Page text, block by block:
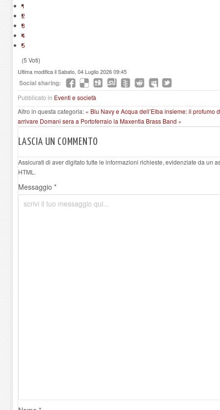
1
2
3
4
5
(5 Voti)
Ultima modifica il Sabato, 04 Luglio 2026 09:45
Social sharing:
Pubblicato in Eventi e società
Altro in questa categoria: « Blu Navy e Acqua dell’Elba insieme: il profumo
arrivare Domani sera a Portoferraio la Maxentia Brass Band »
LASCIA UN COMMENTO
Assicurati di aver digitato tutte le informazioni richieste, evidenziate da un
HTML.
Messaggio *